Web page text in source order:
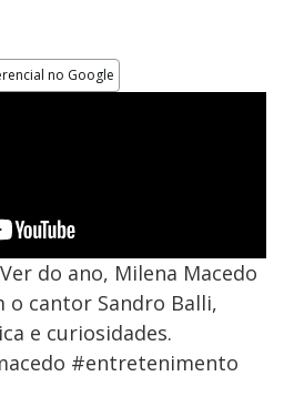
no Google
do ano, Milena Macedo
o cantor Sandro Balli,
e curiosidades.
#entretenimento